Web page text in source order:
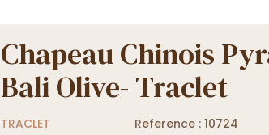
Chapeau Chinois
Bali Olive- Traclet
TRACLET Reference : 10724